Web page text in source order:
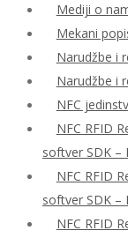
Mediji o
Mekani
Narudžbe i
Narudžbe i
NFC
NFC RFID
softver SDK –
NFC RFID
softver SDK –
NFC RFID